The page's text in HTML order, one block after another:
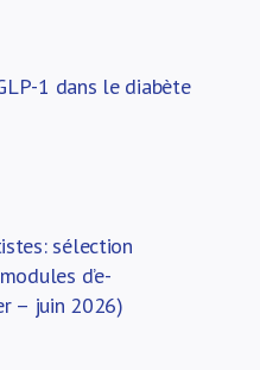
1 dans le diabète
sélection
d’e-
– juin 2026)